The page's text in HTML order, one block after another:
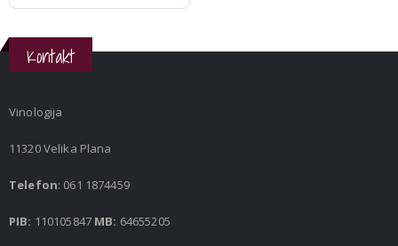
Idealno za vinograde,
Kontakt
Vinologija
11320 Velika Plana
Telefon: 061 1874459
PIB: 110105847 MB: 64655205